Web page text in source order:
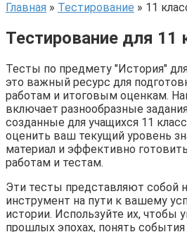
Главная » Тестирование » 11
Тестирование для 11
Тесты по предмету "История"
это важный ресурс для
работам и итоговым оценкам.
включает разнообразные
созданные для учащихся 11
оценить ваш текущий уровень
материал и эффективно
работам и тестам.
Эти тесты представляют собой
инструмент на пути к вашему
истории. Используйте их, чтобы
прошлых эпохах, понять